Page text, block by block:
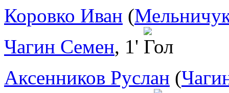
Коровко Иван (
Чагин Семен, 1'
Аксенников Руслан (